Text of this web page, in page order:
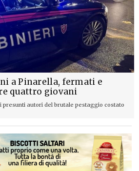
a Pinarella, fermati e
quattro giovani
autori del brutale pestaggio costato